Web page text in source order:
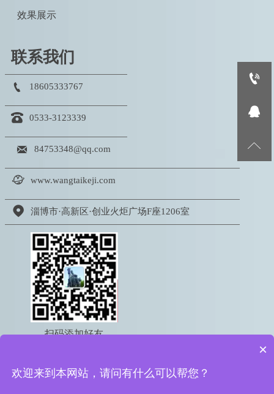
效果展示
联系我们
 18605333767
 0533-3123339
 84753348@qq.com
 www.wangtaikeji.com
 淄博市·高新区·创业火炬广场F座1206室
扫码添加好友



×
欢迎来到本网站，请问有什么可以帮您？